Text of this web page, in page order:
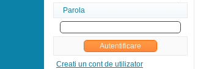
Parola
Creati un cont de utilizator